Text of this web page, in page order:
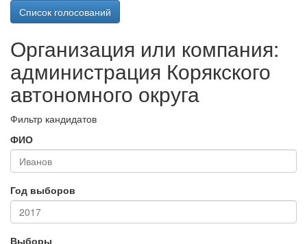
Список голосований
Организация или компания:
администрация Корякского
автономного округа
Фильтр кандидатов
ФИО
Год выборов
Выборы